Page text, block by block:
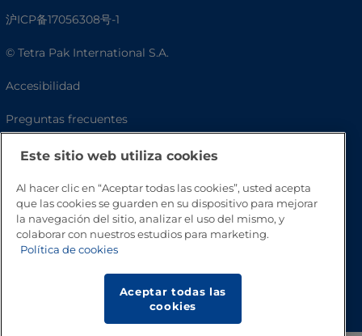
沪ICP备17056308号-1
© Tetra Pak International S.A.
Accesibilidad
Preguntas frecuentes
Este sitio web utiliza cookies
Al hacer clic en “Aceptar todas las cookies”, usted acepta
que las cookies se guarden en su dispositivo para mejorar
la navegación del sitio, analizar el uso del mismo, y
colaborar con nuestros estudios para marketing.
Política de cookies
Aceptar todas las
cookies